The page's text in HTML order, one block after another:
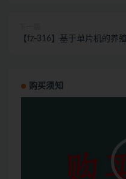
【fz-316】基于单片机的养
购买须知